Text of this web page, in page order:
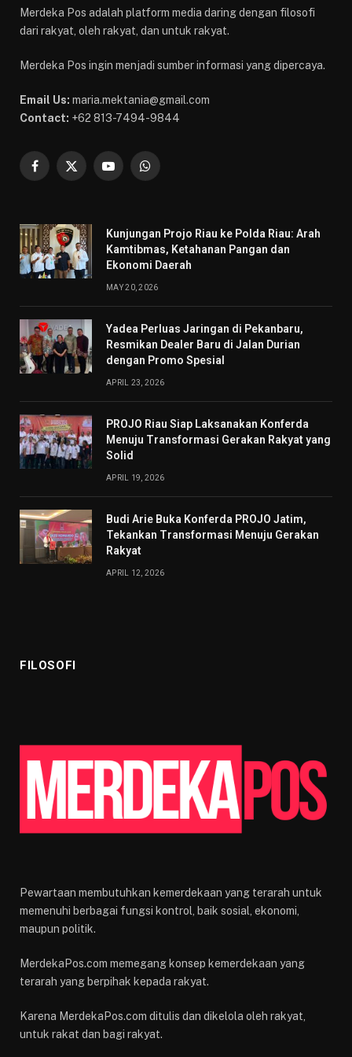
Merdeka Pos adalah platform media daring dengan filosofi
dari rakyat, oleh rakyat, dan untuk rakyat.
Merdeka Pos ingin menjadi sumber informasi yang dipercaya.
Email Us: maria.mektania@gmail.com
Contact: +62 813-7494-9844
Facebook
X
YouTubeWhatsApp
Kunjungan Projo Riau ke Polda Riau: Arah
Kamtibmas, Ketahanan Pangan dan
Ekonomi Daerah
MAY 20, 2026
Yadea Perluas Jaringan di Pekanbaru,
Resmikan Dealer Baru di Jalan Durian
dengan Promo Spesial
APRIL 23, 2026
PROJO Riau Siap Laksanakan Konferda
Menuju Transformasi Gerakan Rakyat yang
Solid
APRIL 19, 2026
Budi Arie Buka Konferda PROJO Jatim,
Tekankan Transformasi Menuju Gerakan
Rakyat
APRIL 12, 2026
FILOSOFI
Pewartaan membutuhkan kemerdekaan yang terarah untuk
memenuhi berbagai fungsi kontrol, baik sosial, ekonomi,
maupun politik.
MerdekaPos.com memegang konsep kemerdekaan yang
terarah yang berpihak kepada rakyat.
Karena MerdekaPos.com ditulis dan dikelola oleh rakyat,
untuk rakat dan bagi rakyat.